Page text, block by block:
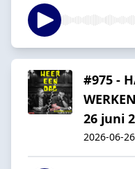
#975 -
26 juni
2026-06-26